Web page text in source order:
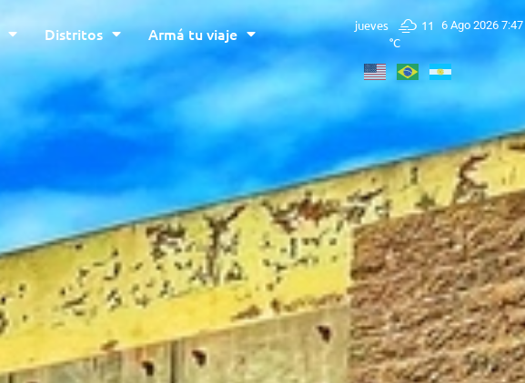
Distritos Armá tu viaje jueves
11
°C
6 Ago 2026 7:47